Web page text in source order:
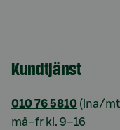
Kundtjänst
010 76 5810 (lna/
må–fr kl. 9–16